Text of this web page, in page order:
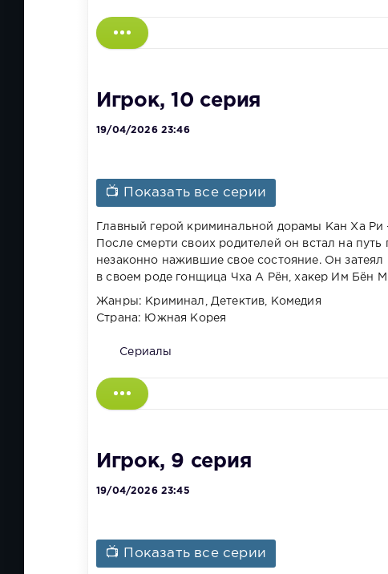
Игрок, 10 серия
19/04/2026 23:46
📺 Показать все серии
Главный герой криминальной дорамы Кан Ха
После смерти своих родителей он встал на
незаконно нажившие свое состояние. Он
в своем роде гонщица Чха А Рён, хакер Им Бён
Жанры: Криминал, Детектив, Комедия
Страна: Южная Корея
Сериалы
Игрок, 9 серия
19/04/2026 23:45
📺 Показать все серии